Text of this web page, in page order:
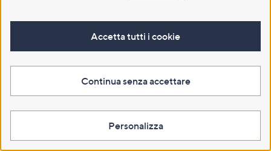
Accetta tutti i cookie
Continua senza accettare
Personalizza